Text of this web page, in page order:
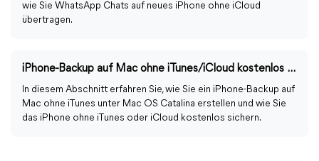
wie Sie WhatsApp Chats auf neues iPhone ohne iCloud
übertragen.
iPhone-Backup auf Mac ohne iTunes/iCloud kostenlos erstellen
In diesem Abschnitt erfahren Sie, wie Sie ein iPhone-Backup auf
Mac ohne iTunes unter Mac OS Catalina erstellen und wie Sie
das iPhone ohne iTunes oder iCloud kostenlos sichern.